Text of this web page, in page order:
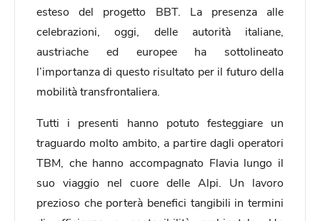
esteso del progetto BBT. La presenza alle
celebrazioni, oggi, delle autorità italiane,
austriache ed europee ha sottolineato
l’importanza di questo risultato per il futuro della
mobilità transfrontaliera.
Tutti i presenti hanno potuto festeggiare un
traguardo molto ambito, a partire dagli operatori
TBM, che hanno accompagnato Flavia lungo il
suo viaggio nel cuore delle Alpi. Un lavoro
prezioso che porterà benefici tangibili in termini